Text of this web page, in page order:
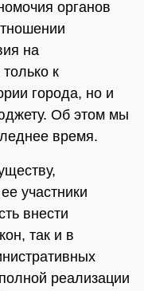
органов
на
к
города, но и
Об этом мы
время.
участники
внести
так и в
реализации